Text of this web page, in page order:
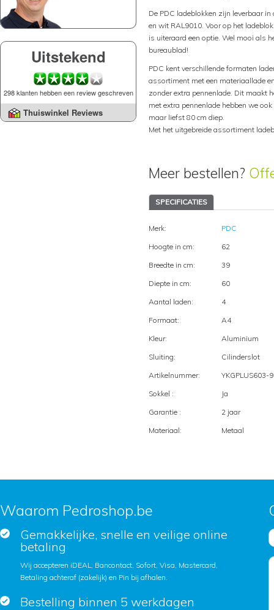
Uitstekend
298 klanten hebben een review geschreven
Thuiswinkel Reviews
De PDC ladeblokken zijn leverbaar
en wit RAL9010. Voor op het
is uiteraard een optie. Wel mooi als
bureaublad!
PDC kent verschillende formaten
assortiment met een materiaallade
zonder extra pennenlade. Dit maakt
met extra pennenlade hebben we
maar liefst 80 cm diep.
Met het uitgebreide assortiment
Meer bestellen?
SPECIFICATIES
Merk:
PDC
Hoogte in cm:
62
Breedte in cm:
39
Diepte in cm:
60
Aantal laden:
4
Formaat:
A4
Kleur:
Aluminium
Sluiting:
Cilinderslot
Artikelnummer:
YKGPLUS603-
Sokkel :
Ja
Garantie :
2 jaar
Materiaal:
Metaal
Waarom Pedroshop.be
Gemakkelijke, snelle en veilige online
betaling
Wij accepteren iDEAL, Bancontact, Sofort, Visa, Mastercard,
Betaling achteraf (zakelijk) en Pin bij afhalen.
Bestelling binnen 5 werkdagen